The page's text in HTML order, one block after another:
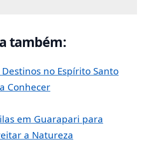
também:
no Espírito Santo
Conhecer
em Guarapari para
a Natureza